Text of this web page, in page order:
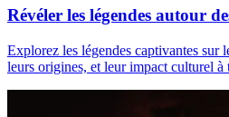
Révéler les légendes autour
Explorez les légendes captivantes sur
leurs origines, et leur impact culturel à